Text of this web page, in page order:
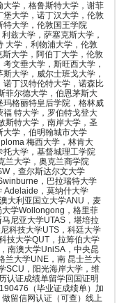
学，格鲁斯特大学，谢菲
大学，诺丁汉大学，伦敦
特大学，伦敦国王学院
兹大学，萨塞克斯大学，
大学，利物浦大学，伦敦
大学，阿伯丁大学，伦敦
文垂大学，斯旺西大学，
大学，威尔士班戈大学，
丁汉特伦特大学，诺森比
菲尔德大学，伯恩茅斯大
格丽特皇后学院，格林威
特大学，罗伯特戈登大
斯特大学，南岸大学，圣
大学，伯明翰城市大学
梅西大学，林肯大
大学，基督城理工学院
兰大学，奥克兰商学院
，查尔斯达尔文大学
，巴拉瑞特大学
Adelaide，莫纳什大学
大利亚国立大学ANU，麦
学Wollongong，格里菲
尼亚大学UTAS，堪培拉
科技大学UTS，科廷大学
技大学QUT，拉筹伯大学
南澳大学UniSA，中央昆
兰大学UNE，南 昆士兰大
SCU，阳光海岸大学，维
认证成绩单留学回国证明
（毕业证成绩单）加
留信网认证（可查）线上